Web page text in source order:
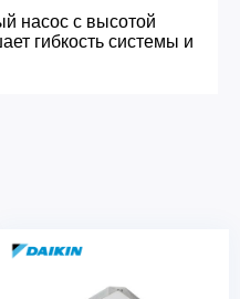
насос с высотой
гибкость системы и